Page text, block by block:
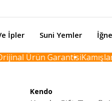
İpler Suni Yemler
Ürün GarantisiKamışlar
Kendo